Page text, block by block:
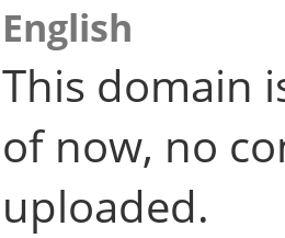
English
This domain
of now, no
uploaded.